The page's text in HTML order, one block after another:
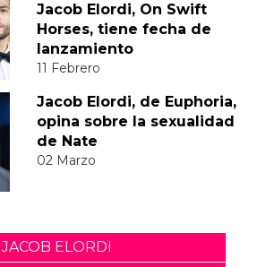
Jacob Elordi, On Swift
Horses, tiene fecha de
lanzamiento
11 Febrero
Jacob Elordi, de Euphoria,
opina sobre la sexualidad
de Nate
02 Marzo
JACOB ELORDI